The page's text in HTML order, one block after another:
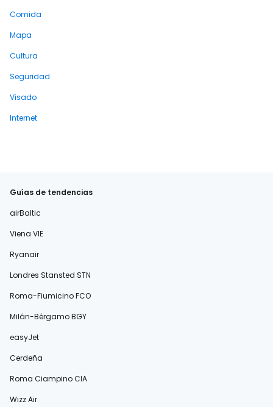
Comida
Mapa
Cultura
Seguridad
Visado
Internet
Guías de tendencias
airBaltic
Viena VIE
Ryanair
Londres Stansted STN
Roma-Fiumicino FCO
Milán-Bérgamo BGY
easyJet
Cerdeña
Roma Ciampino CIA
Wizz Air